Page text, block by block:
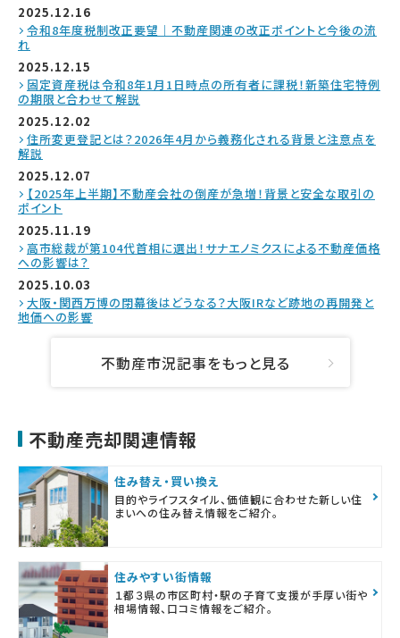
2025.12.16
令和8年度税制改正要望｜不動産関連の改正ポイントと今後の流
れ
2025.12.15
固定資産税は令和8年1月1日時点の所有者に課税！新築住宅特例
の期限と合わせて解説
2025.12.02
住所変更登記とは？2026年4月から義務化される背景と注意点を
解説
2025.12.07
【2025年上半期】不動産会社の倒産が急増！背景と安全な取引の
ポイント
2025.11.19
高市総裁が第104代首相に選出！サナエノミクスによる不動産価格
への影響は？
2025.10.03
大阪・関西万博の閉幕後はどうなる？大阪IRなど跡地の再開発と
地価への影響
不動産市況記事をもっと見る
不動産売却関連情報
住み替え・買い換え
目的やライフスタイル、価値観に合わせた新しい住
まいへの住み替え情報をご紹介。
住みやすい街情報
１都３県の市区町村・駅の子育て支援が手厚い街や
相場情報、口コミ情報をご紹介。